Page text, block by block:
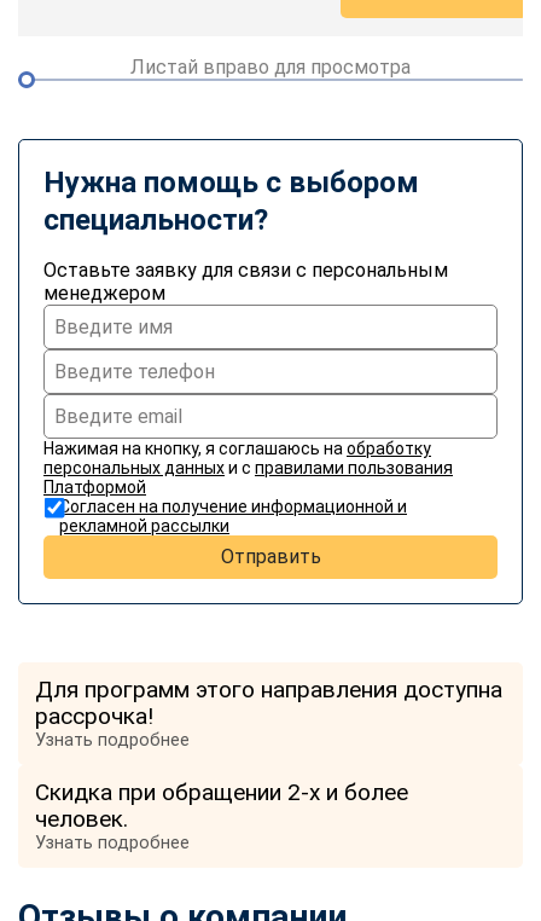
Листай вправо для просмотра
Нужна помощь с выбором
специальности?
Оставьте заявку для связи с персональным
менеджером
Нажимая на кнопку, я соглашаюсь на обработку
персональных данныхи с правилами пользования
Платформой
Согласен на получение информационной и
рекламной рассылки
Отправить
Для программ этого направления доступна
рассрочка!
Узнать подробнее
Скидка при обращении 2-х и более
человек.
Узнать подробнее